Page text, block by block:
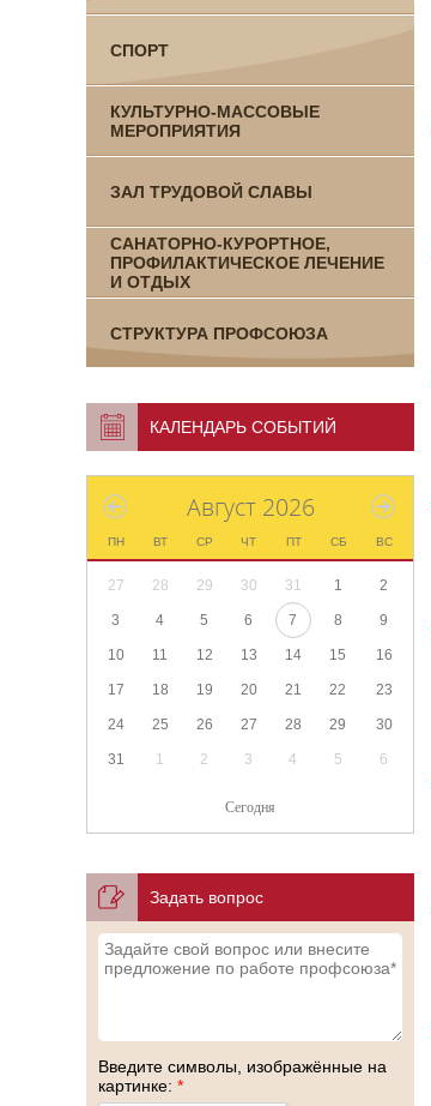
СПОРТ
КУЛЬТУРНО-МАССОВЫЕ
МЕРОПРИЯТИЯ
ЗАЛ ТРУДОВОЙ СЛАВЫ
САНАТОРНО-КУРОРТНОЕ,
ПРОФИЛАКТИЧЕСКОЕ ЛЕЧЕНИЕ
И ОТДЫХ
СТРУКТУРА ПРОФСОЮЗА
КАЛЕНДАРЬ СОБЫТИЙ
Август 2026
ПН ВТ СР ЧТ ПТ СБ ВС
27 28 29 30 31 1 2
3 4 5 6 7 8 9
10 11 12 13 14 15 16
17 18 19 20 21 22 23
24 25 26 27 28 29 30
31 1 2 3 4 5 6
Сегодня
Задать вопрос
Введите символы, изображённые на
картинке: *